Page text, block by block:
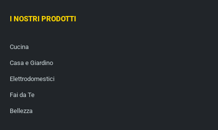
I NOSTRI PRODOTTI
Cucina
Casa e Giardino
Elettrodomestici
Fai da Te
Bellezza